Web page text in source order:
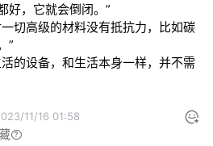
好，它就会倒闭。”
切高级的材料没有抵抗力，比如碳
”
的设备，和生活本身一样，并不需
11/16 01:58